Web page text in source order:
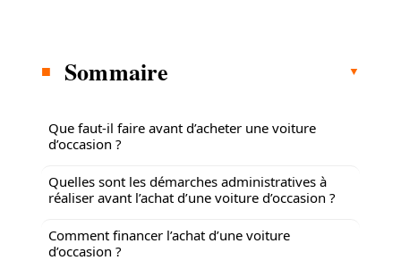
Sommaire
Que faut-il faire avant d’acheter une voiture
d’occasion ?
Quelles sont les démarches administratives à
réaliser avant l’achat d’une voiture d’occasion ?
Comment financer l’achat d’une voiture
d’occasion ?